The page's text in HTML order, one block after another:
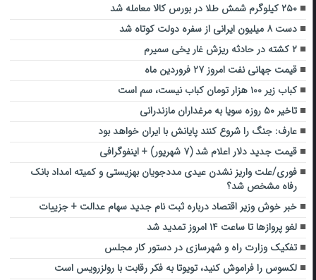
۲۵۰ کیلوگرم شمش طلا در بورس کالا معامله شد
دست ۸ میلیون ایرانی از سفره دولت کوتاه شد
۲ کشته در حادثه ریزش غار یخی سمیرم
قیمت جهانی نفت امروز ۲۷ فروردین ماه
کباب زیر ۱۰۰ هزار تومان کباب نیست، سم است
تاخیر ۵۰ روزه سویا به مرغداران مازندرانی
عارف: جنگ را شروع کنند پایانش با ایران خواهد بود
قیمت جدید دلار اعلام شد (۷ شهریور) +‌ اینفوگرافی
فوری/علت واریز نشدن عیدی مددجویان بهزیستی و کمیته امداد بانک
رفاه مشخص شد؟
خبر خوش وزیر اقتصاد درباره ثبت نام جدید سهام عدالت + جزییات
لغو پروازها تا ساعت ۱۴ امروز تمدید شد
تفکیک وزارت راه و شهرسازی در دستور کار مجلس
لکسوس را فراموش کنید، تویوتا به فکر رقابت با رولزرویس است